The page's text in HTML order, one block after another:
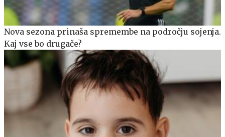
Nova sezona prinaša spremembe na področju sojenja.
Kaj vse bo drugače?